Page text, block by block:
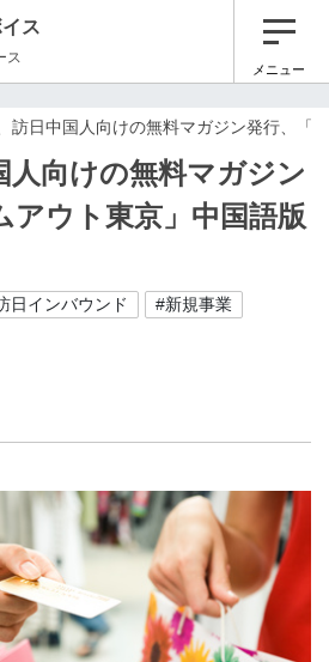
イス
ス
メニュー
訪日中国人向けの無料マガジン発行、「
人向けの無料マガジン
アウト東京」中国語版
日インバウンド #新規事業